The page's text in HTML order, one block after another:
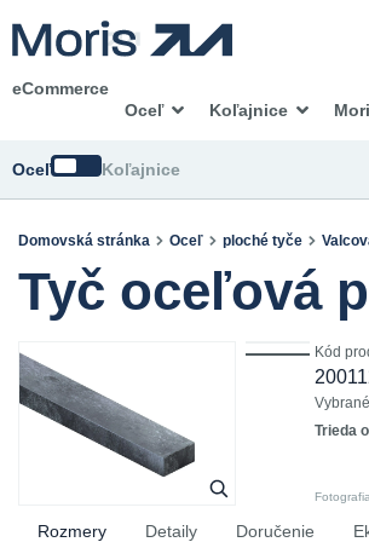
eCommerce
Oceľ
Koľajnice
OceľZmeniťKoľajnice
Domovská stránka Oceľ ploché tyče
Tyč oceľová
Kód
Trieda
Rozmery Detaily Doručenie